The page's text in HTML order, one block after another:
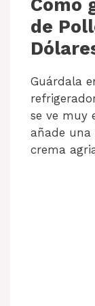
Cómo
de
Guárdala
se ve muy
añade una
crema